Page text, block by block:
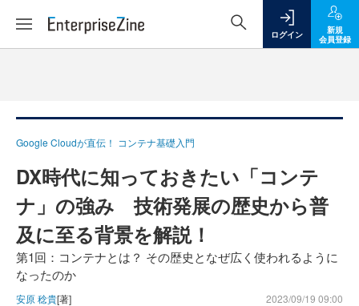
ログイン
新規
会員登録
Google Cloudが直伝！ コンテナ基礎入門
DX時代に知っておきたい「コンテ
ナ」の強み 技術発展の歴史から普
及に至る背景を解説！
第1回：コンテナとは？ その歴史となぜ広く使われるように
なったのか
安原 稔貴[著] 2023/09/19 09:00